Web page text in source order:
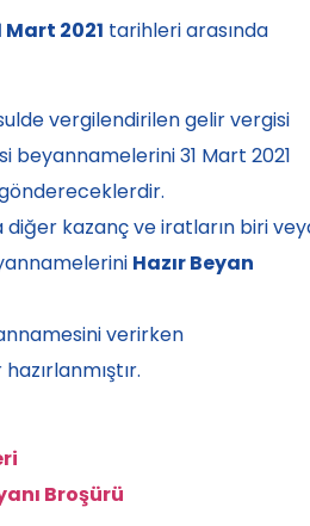
Mart 2021 tarihleri arasında
vergilendirilen gelir vergisi
beyannamelerini 31 Mart 2021
kazanç ve iratların biri
Hazır Beyan
verirken
Broşürü